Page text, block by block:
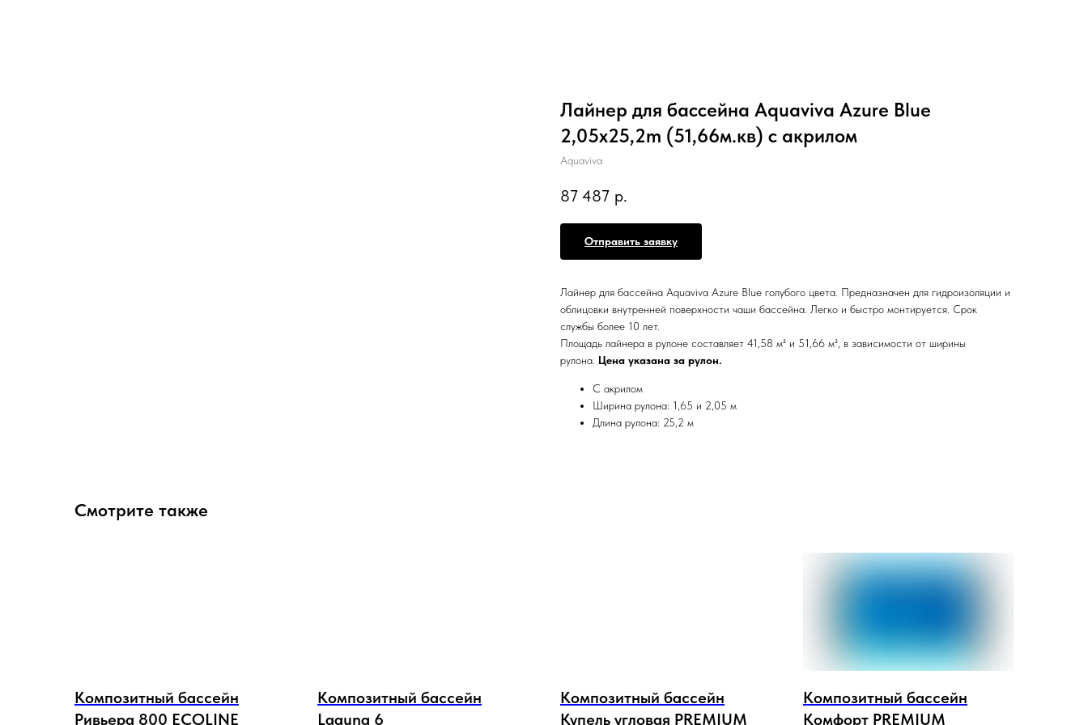
Лайнер для бассейна Aquaviva Azure Blue
2,05x25,2m (51,66м.кв) с акрилом
Aquaviva
87 487 р.
Отправить заявку
Лайнер для бассейна Aquaviva Azure Blue голубого цвета. Предназначен для гидроизоляции и
облицовки внутренней поверхности чаши бассейна. Легко и быстро монтируется. Срок
службы более 10 лет.
Площадь лайнера в рулоне составляет 41,58 м² и 51,66 м², в зависимости от ширины
рулона. Цена указана за рулон.
С акрилом
Ширина рулона: 1,65 и 2,05 м
Длина рулона: 25,2 м
Смотрите также
Композитный бассейн
Ривьера 800 ECOLINE
Композитный бассейн
Laguna 6
Композитный бассейн
Купель угловая PREMIUM
Композитный бассейн
Комфорт PREMIUM